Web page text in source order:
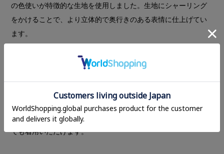
の色使いが特徴的な生地を使用しました。生地にシャーリング
をかけることで、より立体的で奥行きのある表情に仕上げてい
ます。
タンを少し開けて、抜け感のある着方もおすすめ。程良いアメ
同素材を使用したMIX MESH GATHER SKIRT
でも着用いただけます。